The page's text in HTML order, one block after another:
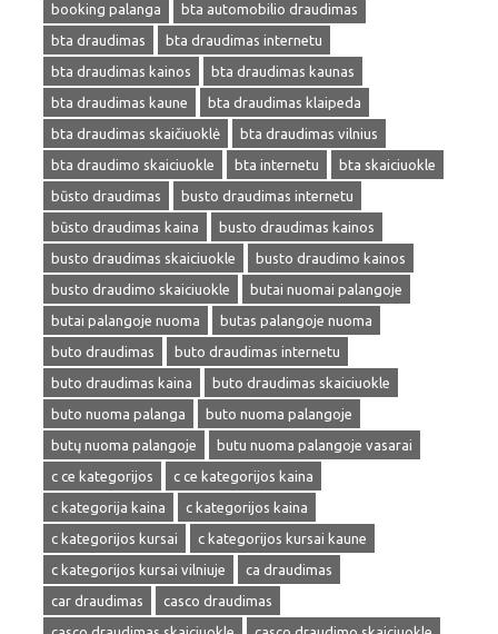
booking palanga
bta automobilio draudimas
bta draudimas
bta draudimas internetu
bta draudimas kainos
bta draudimas kaunas
bta draudimas kaune
bta draudimas klaipeda
bta draudimas skaičiuoklė
bta draudimas vilnius
bta draudimo skaiciuokle
bta internetu
bta skaiciuokle
būsto draudimas
busto draudimas internetu
būsto draudimas kaina
busto draudimas kainos
busto draudimas skaiciuokle
busto draudimo kainos
busto draudimo skaiciuokle
butai nuomai palangoje
butai palangoje nuoma
butas palangoje nuoma
buto draudimas
buto draudimas internetu
buto draudimas kaina
buto draudimas skaiciuokle
buto nuoma palanga
buto nuoma palangoje
butų nuoma palangoje
butu nuoma palangoje vasarai
c ce kategorijos
c ce kategorijos kaina
c kategorija kaina
c kategorijos kaina
c kategorijos kursai
c kategorijos kursai kaune
c kategorijos kursai vilniuje
ca draudimas
car draudimas
casco draudimas